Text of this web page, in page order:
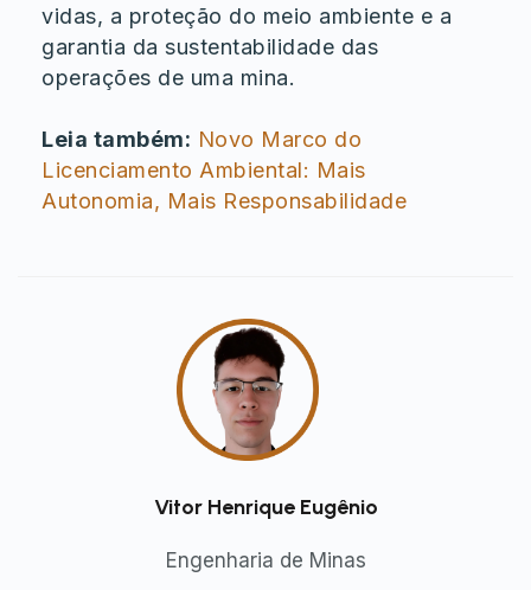
vidas, a proteção do meio ambiente e a
garantia da sustentabilidade das
operações de uma mina.
Leia também: Novo Marco do
Licenciamento Ambiental: Mais
Autonomia, Mais Responsabilidade
Vitor Henrique Eugênio
Engenharia de Minas